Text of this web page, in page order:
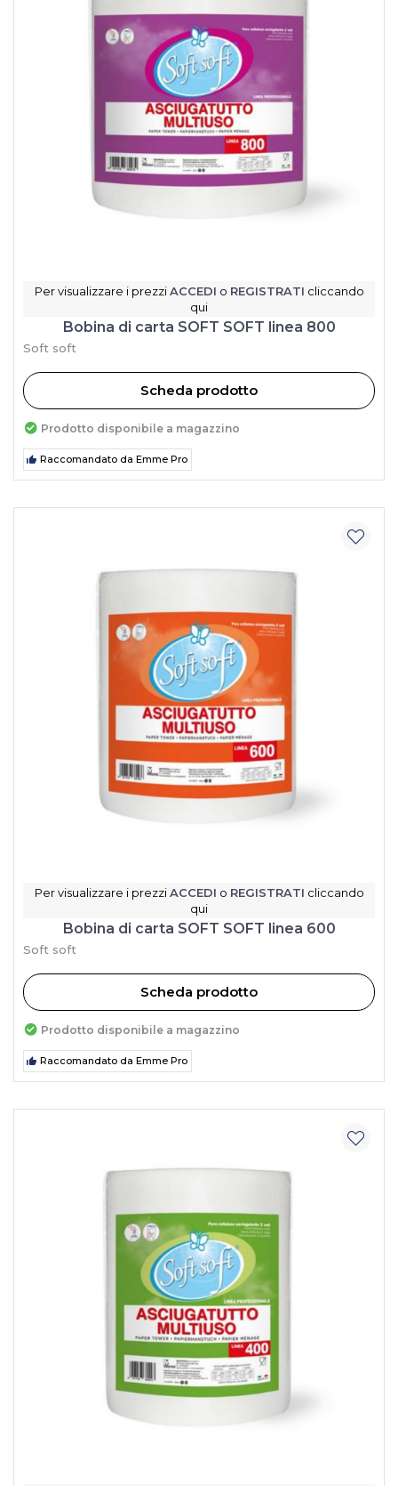
Per visualizzare i prezziACCEDI o REGISTRATI cliccando
qui
Bobina di carta SOFT SOFT linea 800
Soft soft
Scheda prodotto
Prodotto disponibile a magazzino
Raccomandato da Emme Pro
Per visualizzare i prezziACCEDI o REGISTRATI cliccando
qui
Bobina di carta SOFT SOFT linea 600
Soft soft
Scheda prodotto
Prodotto disponibile a magazzino
Raccomandato da Emme Pro